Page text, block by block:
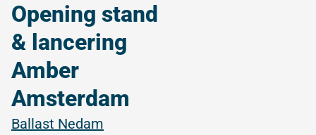
Opening stand
& lancering
Amber
Amsterdam
Ballast Nedam